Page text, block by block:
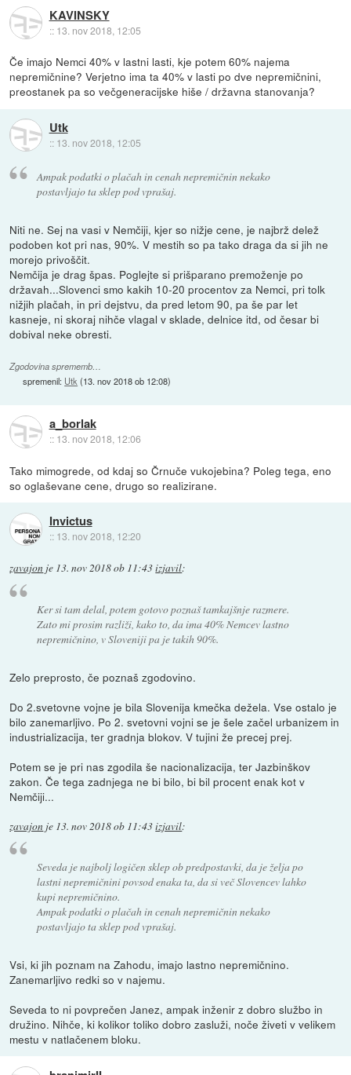
KAVINSKY
:: 13. nov 2018, 12:05
Če imajo Nemci 40% v lastni lasti, kje potem 60% najema
nepremičnine? Verjetno ima ta 40% v lasti po dve nepremičnini,
preostanek pa so večgeneracijske hiše / državna stanovanja?
Utk
:: 13. nov 2018, 12:05
Ampak podatki o plačah in cenah nepremičnin nekako
postavljajo ta sklep pod vprašaj.
Niti ne. Sej na vasi v Nemčiji, kjer so nižje cene, je najbrž delež
podoben kot pri nas, 90%. V mestih so pa tako draga da si jih ne
morejo privoščit.
Nemčija je drag špas. Poglejte si prišparano premoženje po
državah...Slovenci smo kakih 10-20 procentov za Nemci, pri tolk
nižjih plačah, in pri dejstvu, da pred letom 90, pa še par let
kasneje, ni skoraj nihče vlagal v sklade, delnice itd, od česar bi
dobival neke obresti.
Zgodovina sprememb…
spremenil: Utk(13. nov 2018 ob 12:08)
a_borlak
:: 13. nov 2018, 12:06
Tako mimogrede, od kdaj so Črnuče vukojebina? Poleg tega, eno
so oglaševane cene, drugo so realizirane.
Invictus
:: 13. nov 2018, 12:20
zavajon je 13. nov 2018 ob 11:43izjavil:
Ker si tam delal, potem gotovo poznaš tamkajšnje razmere.
Zato mi prosim razliži, kako to, da ima 40% Nemcev lastno
nepremičnino, v Sloveniji pa je takih 90%.
Zelo preprosto, če poznaš zgodovino.
Do 2.svetovne vojne je bila Slovenija kmečka dežela. Vse ostalo je
bilo zanemarljivo. Po 2. svetovni vojni se je šele začel urbanizem in
industrializacija, ter gradnja blokov. V tujini že precej prej.
Potem se je pri nas zgodila še nacionalizacija, ter Jazbinškov
zakon. Če tega zadnjega ne bi bilo, bi bil procent enak kot v
Nemčiji...
zavajon je 13. nov 2018 ob 11:43izjavil:
Seveda je najbolj logičen sklep ob predpostavki, da je želja po
lastni nepremičnini povsod enaka ta, da si več Slovencev lahko
kupi nepremičnino.
Ampak podatki o plačah in cenah nepremičnin nekako
postavljajo ta sklep pod vprašaj.
Vsi, ki jih poznam na Zahodu, imajo lastno nepremičnino.
Zanemarljivo redki so v najemu.
Seveda to ni povprečen Janez, ampak inženir z dobro službo in
družino. Nihče, ki kolikor toliko dobro zasluži, noče živeti v velikem
mestu v natlačenem bloku.